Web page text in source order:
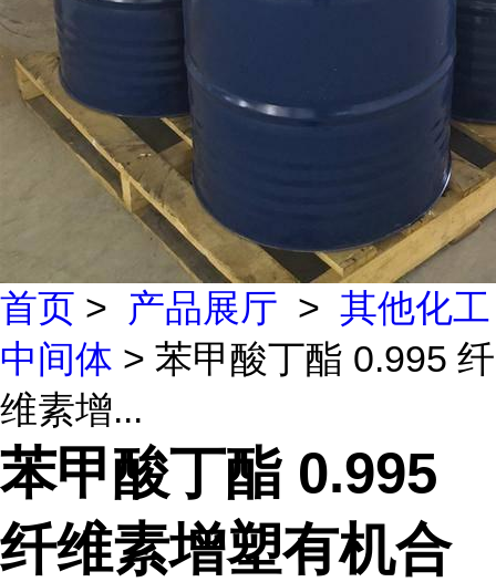
首页 > 产品展厅 > 其他化工
中间体 > 苯甲酸丁酯 0.995 纤
维素增...
苯甲酸丁酯 0.995
纤维素增塑有机合